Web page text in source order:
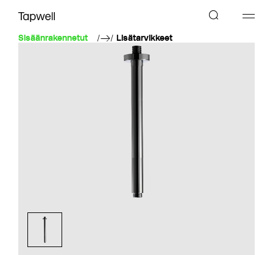
Sisäänrakennetut Lisätarvikkeet